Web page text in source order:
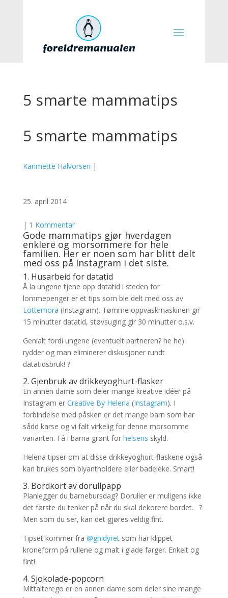
5 smarte mammatips
5 smarte mammatips
Karimette Halvorsen |
25. april 2014
| 1 Kommentar
Gode mammatips gjør hverdagen
enklere og morsommere for hele
familien. Her er noen som har blitt delt
med oss på Instagram i det siste.
1. Husarbeid for datatid
Å la ungene tjene opp datatid i steden for
lommepenger er et tips som ble delt med oss av
Lottemora (Instagram). Tømme oppvaskmaskinen gir
15 minutter datatid, støvsuging gir 30 minutter o.s.v.
Genialt fordi ungene (eventuelt partneren? he he)
rydder og man eliminerer diskusjoner rundt
datatidsbruk! ?
2. Gjenbruk av drikkeyoghurt-flasker
En annen dame som deler mange kreative idéer på
Instagram er Creative By Helena (Instagram). I
forbindelse med påsken er det mange barn som har
sådd karse og vi falt virkelig for denne morsomme
varianten. Få i barna grønt for helsens skyld.
Helena tipser om at disse drikkeyoghurt-flaskene også
kan brukes som blyantholdere eller badeleke. Smart!
3. Bordkort av dorullpapp
Planlegger du barnebursdag? Doruller er muligens ikke
det første du tenker på når du skal dekorere bordet.. ?
Men som du ser, kan det gjøres veldig fint.
Tipset kommer fra @gnidyretsom har klippet
kroneform på rullene og malt i glade farger. Enkelt og
fint!
4. Sjokolade-popcorn
Mittalterego er en annen dame som deler sine mange